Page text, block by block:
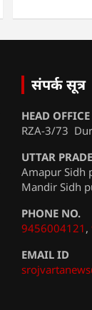
संपर्क सूत्र
HEAD OFFICE
RZA-3/73
UTTAR
Amapur Sidh
Mandir Sidh
PHONE NO.
9456004121 ,
EMAIL ID